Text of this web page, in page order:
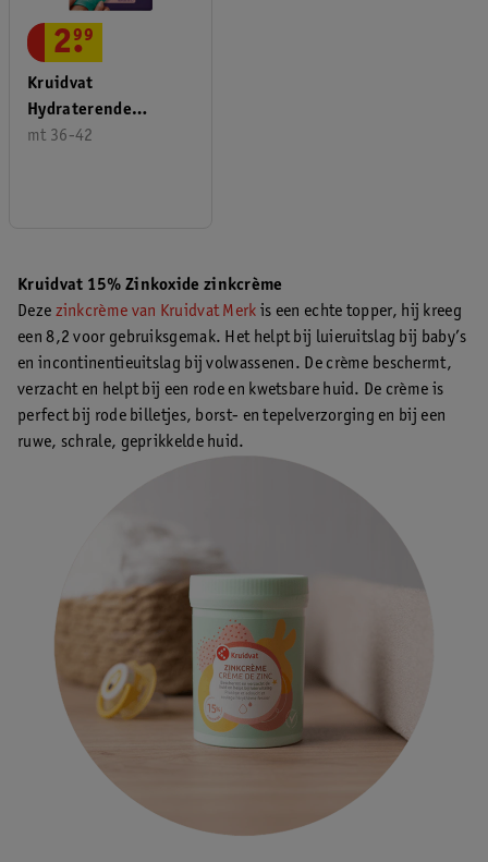
Kruidvat
Hydraterende
Gelsokken
mt 36-42
2.
99
Kruidvat 15% Zinkoxide zinkcrème
Deze zinkcrème van Kruidvat Merk is een echte topper, hij kreeg
een 8,2 voor gebruiksgemak. Het helpt bij luieruitslag bij baby’s
en incontinentieuitslag bij volwassenen. De crème beschermt,
verzacht en helpt bij een rode en kwetsbare huid. De crème is
perfect bij rode billetjes, borst- en tepelverzorging en bij een
ruwe, schrale, geprikkelde huid.